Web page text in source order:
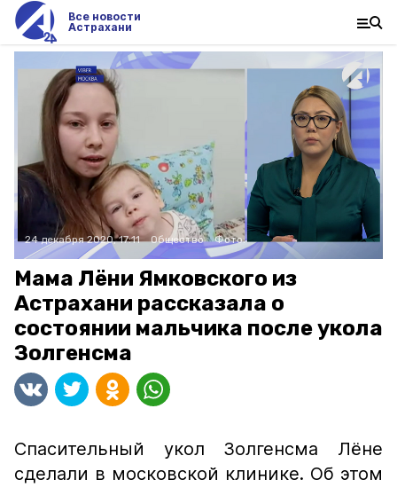
Все новости
Астрахани
24 декабря 2020, 17:11 Общество Фото:
Мама Лёни Ямковского из
Астрахани рассказала о
состоянии мальчика после укола
Золгенсма
Спасительный укол Золгенсма Лёне
сделали в московской клинике. Об этом